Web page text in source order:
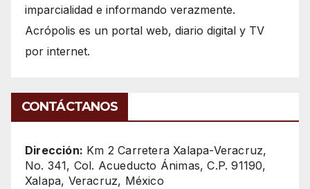
imparcialidad e informando verazmente.
Acrópolis es un portal web, diario digital y TV
por internet.
CONTÁCTANOS
Dirección: Km 2 Carretera Xalapa-Veracruz,
No. 341, Col. Acueducto Ánimas, C.P. 91190,
Xalapa, Veracruz, México